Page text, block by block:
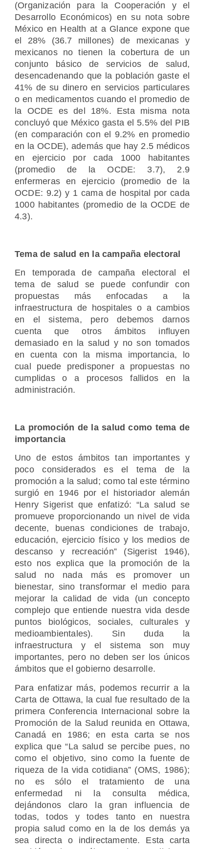
(Organización para la Cooperación y el
Desarrollo Económicos) en su nota sobre
México en Health at a Glance expone que
el 28% (36.7 millones) de mexicanas y
mexicanos no tienen la cobertura de un
conjunto básico de servicios de salud,
desencadenando que la población gaste el
41% de su dinero en servicios particulares
o en medicamentos cuando el promedio de
la OCDE es del 18%. Esta misma nota
concluyó que México gasta el 5.5% del PIB
(en comparación con el 9.2% en promedio
en la OCDE), además que hay 2.5 médicos
en ejercicio por cada 1000 habitantes
(promedio de la OCDE: 3.7), 2.9
enfermeras en ejercicio (promedio de la
OCDE: 9.2) y 1 cama de hospital por cada
1000 habitantes (promedio de la OCDE de
4.3).
Tema de salud en la campaña electoral
En temporada de campaña electoral el
tema de salud se puede confundir con
propuestas más enfocadas a la
infraestructura de hospitales o a cambios
en el sistema, pero debemos darnos
cuenta que otros ámbitos influyen
demasiado en la salud y no son tomados
en cuenta con la misma importancia, lo
cual puede predisponer a propuestas no
cumplidas o a procesos fallidos en la
administración.
La promoción de la salud como tema de
importancia
Uno de estos ámbitos tan importantes y
poco considerados es el tema de la
promoción a la salud; como tal este término
surgió en 1946 por el historiador alemán
Henry Sigerist que enfatizó: “La salud se
promueve proporcionando un nivel de vida
decente, buenas condiciones de trabajo,
educación, ejercicio físico y los medios de
descanso y recreación” (Sigerist 1946),
esto nos explica que la promoción de la
salud no nada más es promover un
bienestar, sino transformar el medio para
mejorar la calidad de vida (un concepto
complejo que entiende nuestra vida desde
puntos biológicos, sociales, culturales y
medioambientales). Sin duda la
infraestructura y el sistema son muy
importantes, pero no deben ser los únicos
ámbitos que el gobierno desarrolle.
Para enfatizar más, podemos recurrir a la
Carta de Ottawa, la cual fue resultado de la
primera Conferencia Internacional sobre la
Promoción de la Salud reunida en Ottawa,
Canadá en 1986; en esta carta se nos
explica que “La salud se percibe pues, no
como el objetivo, sino como la fuente de
riqueza de la vida cotidiana” (OMS, 1986);
no es sólo el tratamiento de una
enfermedad ni la consulta médica,
dejándonos claro la gran influencia de
todas, todos y todes tanto en nuestra
propia salud como en la de los demás ya
sea directa o indirectamente. Esta carta